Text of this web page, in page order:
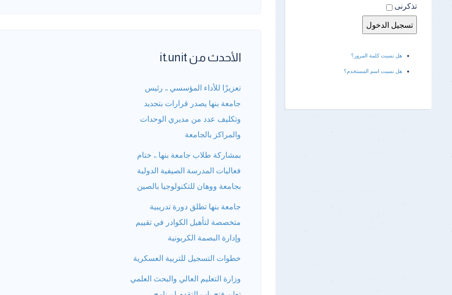
الأحدث من it.unit
تعزيزًا للأداء المؤسسي .. رئيس
جامعة بنها يصدر قرارات بتجديد
وتكليف عدد من مديري الوحدات
والمراكز بالجامعة
بمشاركة طلاب جامعة بنها .. ختام
فعاليات المدرسة الصيفية الدولية
بجامعة ووهان للتكنولوجيا بالصين
جامعة بنها تطلق دورة تدريبية
متخصصة لتأهيل الكوادر في تقييم
وإدارة البصمة الكربونية
خطوات التسجيل للتربية العسكرية
وزارة التعليم العالي والبحث العلمي
تذكرنى
هل نسيت كلمة المرور؟
هل نسيت اسم المستخدم؟